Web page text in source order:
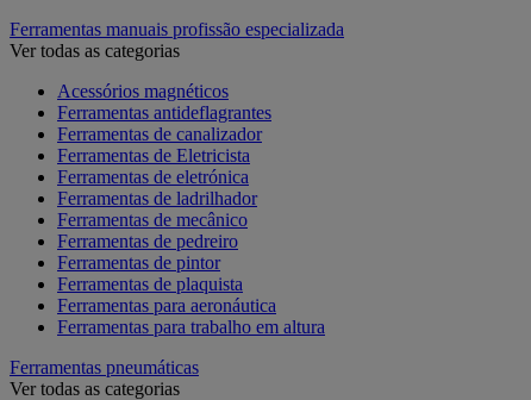
Ferramentas manuais profissão especializada
Ver todas as categorias
Acessórios magnéticos
Ferramentas antideflagrantes
Ferramentas de canalizador
Ferramentas de Eletricista
Ferramentas de eletrónica
Ferramentas de ladrilhador
Ferramentas de mecânico
Ferramentas de pedreiro
Ferramentas de pintor
Ferramentas de plaquista
Ferramentas para aeronáutica
Ferramentas para trabalho em altura
Ferramentas pneumáticas
Ver todas as categorias